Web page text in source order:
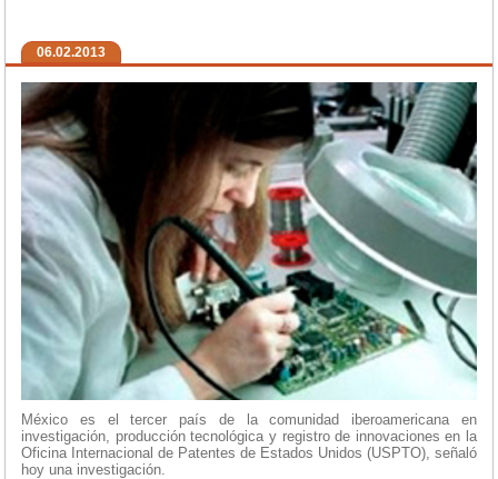
06.02.2013
México es el tercer país de la comunidad iberoamericana en
investigación, producción tecnológica y registro de innovaciones en la
Oficina Internacional de Patentes de Estados Unidos (USPTO), señaló
hoy una investigación.